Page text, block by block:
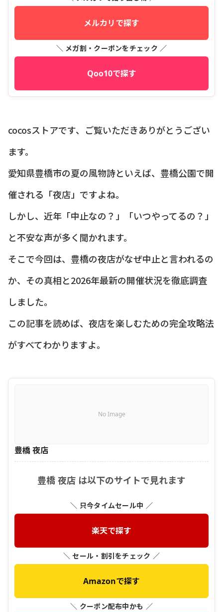
メルカリで探す
＼ メガ割・クーポンをチェック ／
Qoo10で探す
cocosストアです、ご覧いただきありがとうござい
ます。
愛知県豊橋市の夏の風物詩といえば、豊橋公園で開
催される「夜店」ですよね。
しかし、近年「中止なの？」「いつやってるの？」
と不安な声が多く聞かれます。
そこで今回は、豊橋の夜店がなぜ中止と言われるの
か、その真相と2026年最新の開催状況を徹底調査
しました。
この記事を読めば、夜店を楽しむための完全攻略法
がすべてわかりますよ。
No Image
豊橋 夜店
豊橋 夜店 は以下のサイトで見れます
＼ 只今タイムセール中 ／
楽天で探す
＼ セール・割引をチェック ／
Amazonで探す
＼ クーポン配布中かも ／